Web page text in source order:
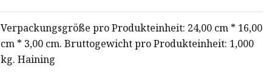
Verpackungsgröße pro Produkteinheit: 24,00 cm * 16,00
cm * 3,00 cm. Bruttogewicht pro Produkteinheit: 1,000
kg. Haining